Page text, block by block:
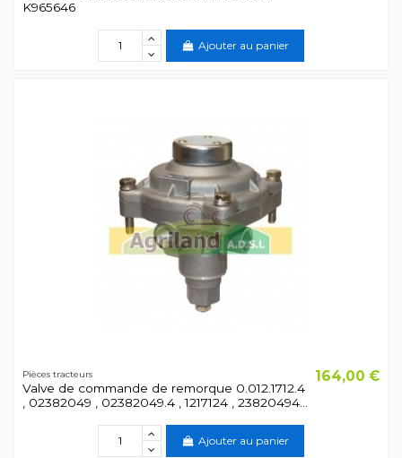
K965646
Ajouter au panier
Pièces tracteurs
Valve de commande de remorque 0.012.1712.4
, 02382049 , 02382049.4 , 1217124 , 23820494...
164,00 €
Ajouter au panier